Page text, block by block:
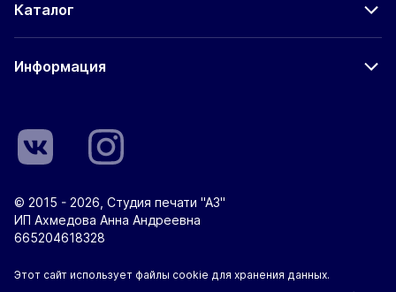
Каталог
Информация
© 2015 - 2026, Студия печати "А3"
ИП Ахмедова Анна Андреевна
665204618328
Этот сайт использует файлы cookie для хранения данных.